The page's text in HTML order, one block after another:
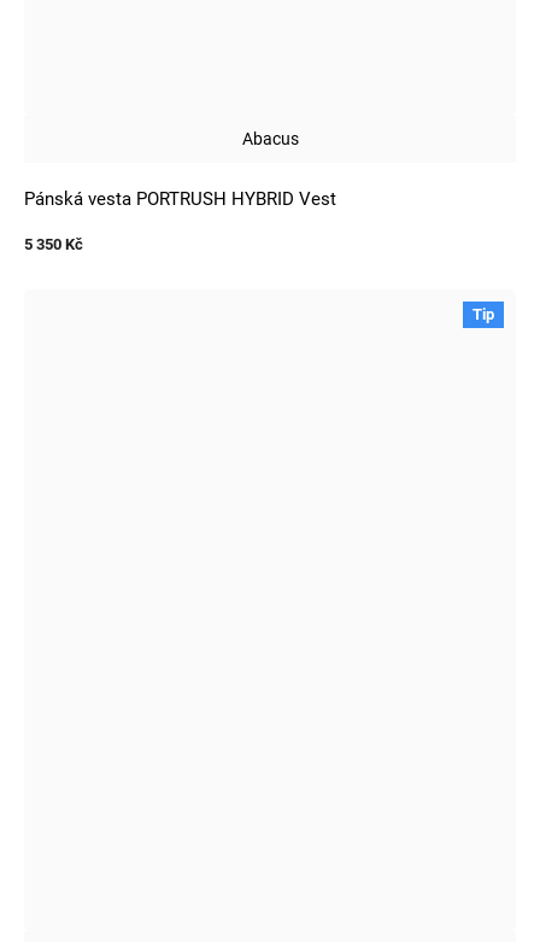
Abacus
Pánská vesta PORTRUSH HYBRID Vest
5 350 Kč
Tip